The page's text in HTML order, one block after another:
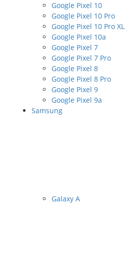
Google Pixel 10
Google Pixel 10 Pro
Google Pixel 10 Pro XL
Google Pixel 10a
Google Pixel 7
Google Pixel 7 Pro
Google Pixel 8
Google Pixel 8 Pro
Google Pixel 9
Google Pixel 9a
Samsung
Galaxy A